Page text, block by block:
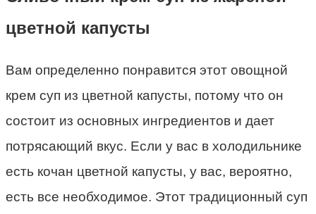
цветной капусты
Вам определенно понравится этот овощной
крем суп из цветной капусты, потому что он
состоит из основных ингредиентов и дает
потрясающий вкус. Если у вас в холодильнике
есть кочан цветной капусты, у вас, вероятно,
есть все необходимое. Этот традиционный суп